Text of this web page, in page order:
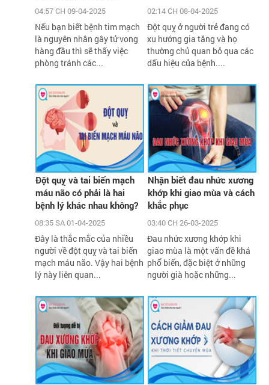
04:57 CH 09-04-2025
Nếu bạn biết bệnh tim mạch
là nguyên nhân gây tử vong
hàng đầu thì sẽ thấy việc
phòng tránh các...
02:14 CH 08-04-2025
Đột quỵ ở người trẻ đang có
xu hướng gia tăng và họ
thường chủ quan bỏ qua các
dấu hiệu của bệnh....
Đột quỵ và tai biến mạch
máu não có phải là hai
bệnh lý khác nhau không?
08:35 SA 01-04-2025
Đây là thắc mắc của nhiều
người về đột quỵ và tai biến
mạch máu não. Vậy hai bệnh
lý này liên quan...
Nhận biết đau nhức xương
khớp khi giao mùa và cách
khắc phục
03:40 CH 26-03-2025
Đau nhức xương khớp khi
giao mùa là một vấn đề khá
phổ biến, đặc biệt ở những
người già hoặc những...